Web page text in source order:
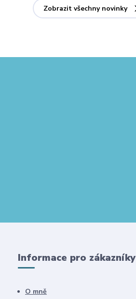
Zobrazit všechny novinky
Informace pro zákazníky
O mně